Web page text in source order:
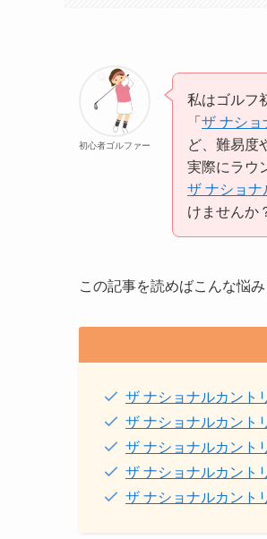
初心者ゴルファー
私はゴルフ
「ザ ナショ
ど、難易度
実際にラウ
ザ ナショ
けませんか
この記事を読めばこんな悩み
ザ ナショナルカント
ザ ナショナルカント
ザ ナショナルカント
ザ ナショナルカント
ザ ナショナルカント